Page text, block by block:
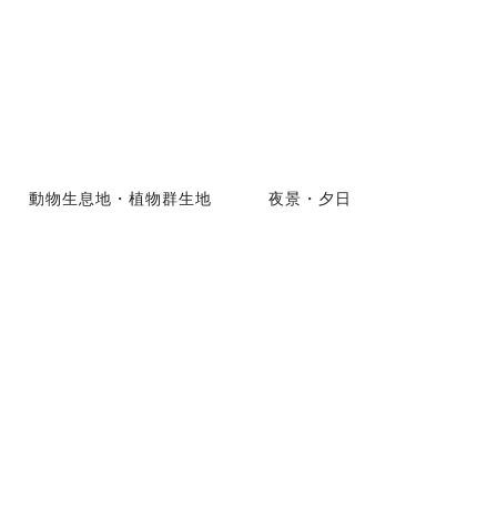
動物生息地・植物群生地 夜景・夕日